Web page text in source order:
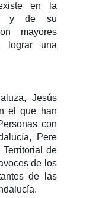
en la
y de su
mayores
lograr una
Jesús
el que han
con
Pere
de
de los
de las